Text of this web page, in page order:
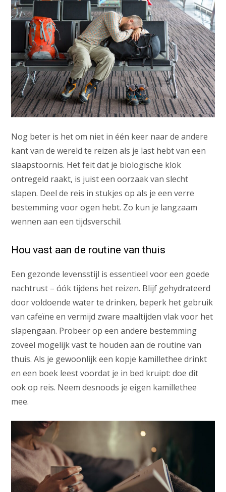
Nog beter is het om niet in één keer naar de andere
kant van de wereld te reizen als je last hebt van een
slaapstoornis. Het feit dat je biologische klok
ontregeld raakt, is juist een oorzaak van slecht
slapen. Deel de reis in stukjes op als je een verre
bestemming voor ogen hebt. Zo kun je langzaam
wennen aan een tijdsverschil.
Hou vast aan de routine van thuis
Een gezonde levensstijl is essentieel voor een goede
nachtrust – óók tijdens het reizen. Blijf gehydrateerd
door voldoende water te drinken, beperk het gebruik
van cafeïne en vermijd zware maaltijden vlak voor het
slapengaan. Probeer op een andere bestemming
zoveel mogelijk vast te houden aan de routine van
thuis. Als je gewoonlijk een kopje kamillethee drinkt
en een boek leest voordat je in bed kruipt: doe dit
ook op reis. Neem desnoods je eigen kamillethee
mee.